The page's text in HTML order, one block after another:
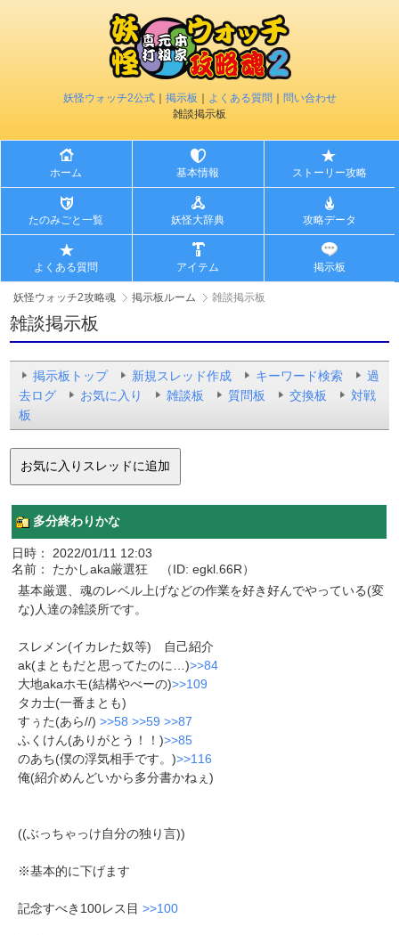
妖怪ウォッチ2公式｜ 掲示板 よくある質問
問い合わせ
雑談掲示板
ホーム 基本情報 ストーリー攻略
たのみごと一覧 妖怪大辞典 攻略データ
よくある質問 アイテム 掲示板
妖怪ウォッチ2攻略魂 掲示板ルーム 雑談掲示板
雑談掲示板
掲示板トップ 新規スレッド作成 キーワード検索
過
去ログ
お気に入り 雑談板 質問板 交換板
対戦
板
多分終わりかな
日時： 2022/01/11 12:03
名前： たかしaka厳選狂 （ID: egkl.66R）
基本厳選、魂のレベル上げなどの作業を好き好んでやっている(変
な)人達の雑談所です。
スレメン(イカレた奴等) 自己紹介
ak(まともだと思ってたのに…)>>84
大地akaホモ(結構やべーの)>>109
タカ士(一番まとも)
すぅた(あら//)>>58 >>59 >>87
ふくけん(ありがとう！！)>>85
のあち(僕の浮気相手です。)>>116
俺(紹介めんどいから多分書かねぇ)
((ぶっちゃっけ自分の独り言))
※基本的に下げます
記念すべき100レス目>>100